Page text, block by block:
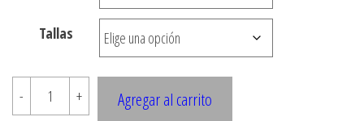
$7.900
Tallas
-
E340
POLERA
+ Agregar al carrito